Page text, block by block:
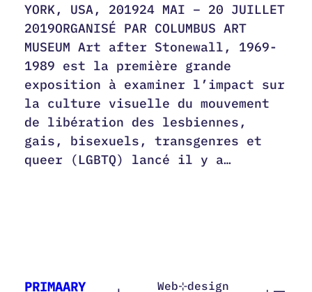
YORK, USA, 201924 MAI – 20 JUILLET
2019ORGANISÉ PAR COLUMBUS ART
MUSEUM Art after Stonewall, 1969-
1989 est la première grande
exposition à examiner l’impact sur
la culture visuelle du mouvement
de libération des lesbiennes,
gais, bisexuels, transgenres et
queer (LGBTQ) lancé il y a…
PRIMAARY Web⊹design